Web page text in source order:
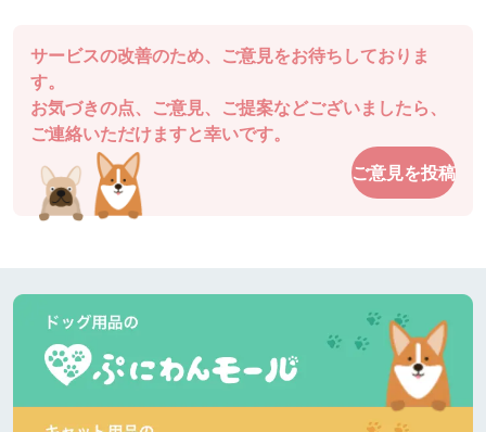
サービスの改善のため、ご意見をお待ちしておりま
す。
お気づきの点、ご意見、ご提案などございましたら、
ご連絡いただけますと幸いです。
ご意見を投稿